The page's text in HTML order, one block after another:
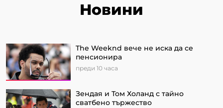
Новини
The Weeknd вече не иска да се
пенсионира
преди 10 часа
Зендая и Том Холанд с тайно
сватбено тържество